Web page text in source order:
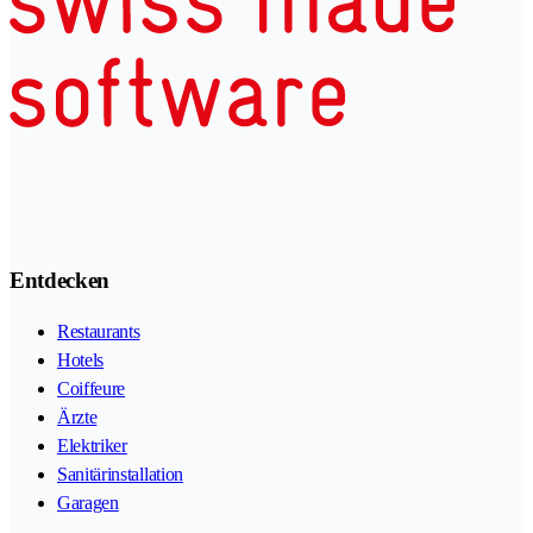
Entdecken
Restaurants
Hotels
Coiffeure
Ärzte
Elektriker
Sanitärinstallation
Garagen